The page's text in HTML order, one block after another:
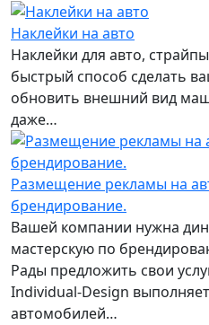
Наклейки на авто
Наклейки для авто,
быстрый способ сделать
обновить внешний вид
даже…
Размещение рекламы на
брендирование.
Вашей компании нужна
мастерскую по
Рады предложить свои
Individual-Design
автомобилей…